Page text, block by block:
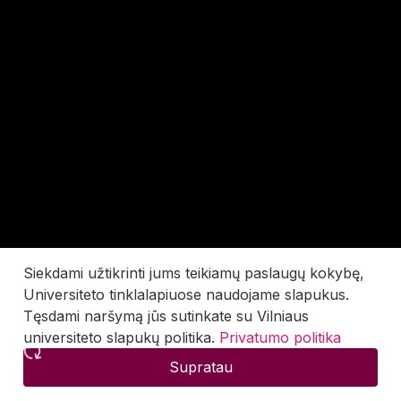
Siekdami užtikrinti jums teikiamų paslaugų kokybę,
Universiteto tinklalapiuose naudojame slapukus.
Tęsdami naršymą jūs sutinkate su Vilniaus
universiteto slapukų politika. Privatumo politika
Supratau